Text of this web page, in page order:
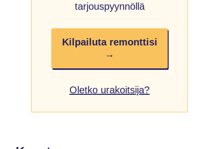
tarjouspyynnöllä
Kilpailuta remonttisi
→
Oletko urakoitsija?